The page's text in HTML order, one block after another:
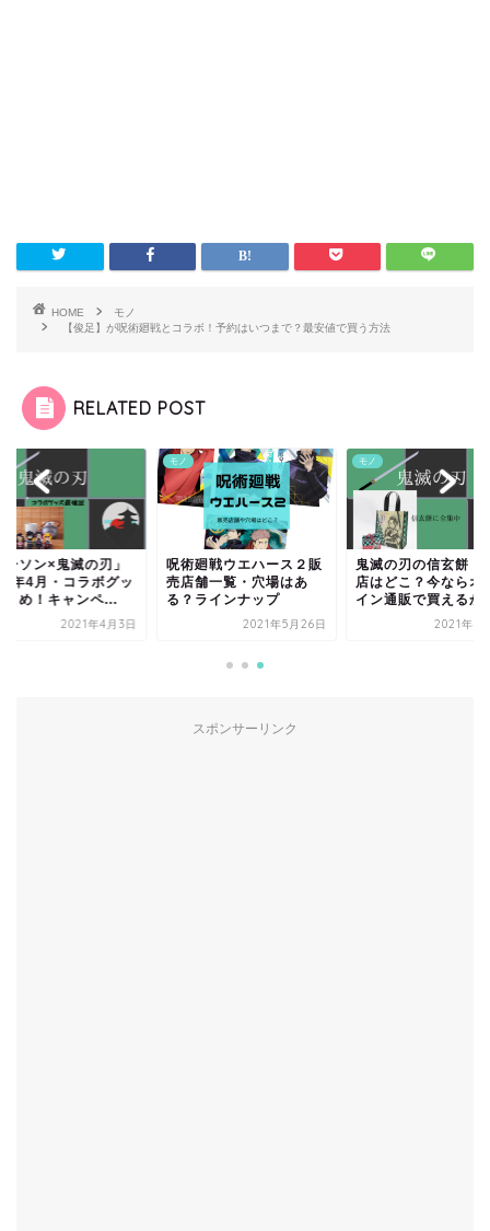
HOME
モノ
【俊足】が呪術廻戦とコラボ！予約はいつまで？最安値で買う方法
RELATED POST
ーソン×鬼滅の刃」
年4月・コラボグッ
とめ！キャンペ...
2021年4月3日
モノ
呪術廻戦ウエハース２販
売店舗一覧・穴場はあ
る？ラインナップ
2021年5月26日
モノ
鬼滅の刃の信玄餅・
店はどこ？今ならオ
イン通販で買えるか
2021年4
スポンサーリンク